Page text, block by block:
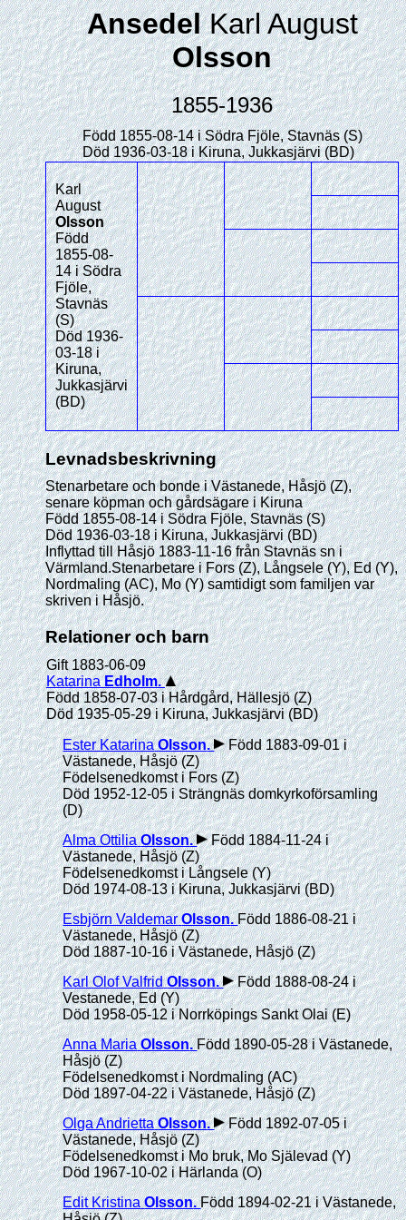
AnsedelKarl August
Olsson
1855-1936
Född 1855-08-14 i Södra Fjöle, Stavnäs (S)
Död 1936-03-18 i Kiruna, Jukkasjärvi (BD)
Karl
August
Olsson
Född
1855-08-
14 i Södra
Fjöle,
Stavnäs
(S)
Död 1936-
03-18 i
Kiruna,
Jukkasjärvi
(BD)
Levnadsbeskrivning
Stenarbetare och bonde i Västanede, Håsjö (Z),
senare köpman och gårdsägare i Kiruna
Född 1855-08-14 i Södra Fjöle, Stavnäs (S)
Död 1936-03-18 i Kiruna, Jukkasjärvi (BD)
Inflyttad till Håsjö 1883-11-16 från Stavnäs sn i
Värmland.Stenarbetare i Fors (Z), Långsele (Y), Ed (Y),
Nordmaling (AC), Mo (Y) samtidigt som familjen var
skriven i Håsjö.
Relationer och barn
Gift 1883-06-09
Katarina Edholm.
Född 1858-07-03 i Hårdgård, Hällesjö (Z)
Död 1935-05-29 i Kiruna, Jukkasjärvi (BD)
Ester Katarina Olsson.
Född 1883-09-01 i
Västanede, Håsjö (Z)
Födelsenedkomst i Fors (Z)
Död 1952-12-05 i Strängnäs domkyrkoförsamling
(D)
Alma Ottilia Olsson.
Född 1884-11-24 i
Västanede, Håsjö (Z)
Födelsenedkomst i Långsele (Y)
Död 1974-08-13 i Kiruna, Jukkasjärvi (BD)
Esbjörn Valdemar Olsson.Född 1886-08-21 i
Västanede, Håsjö (Z)
Död 1887-10-16 i Västanede, Håsjö (Z)
Karl Olof Valfrid Olsson.
Född 1888-08-24 i
Vestanede, Ed (Y)
Död 1958-05-12 i Norrköpings Sankt Olai (E)
Anna Maria Olsson.Född 1890-05-28 i Västanede,
Håsjö (Z)
Födelsenedkomst i Nordmaling (AC)
Död 1897-04-22 i Västanede, Håsjö (Z)
Olga Andrietta Olsson.
Född 1892-07-05 i
Västanede, Håsjö (Z)
Födelsenedkomst i Mo bruk, Mo Själevad (Y)
Död 1967-10-02 i Härlanda (O)
Edit Kristina Olsson.Född 1894-02-21 i Västanede,